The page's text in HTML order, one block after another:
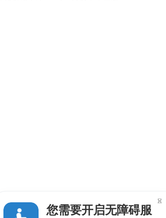
您需要开启无障碍服
